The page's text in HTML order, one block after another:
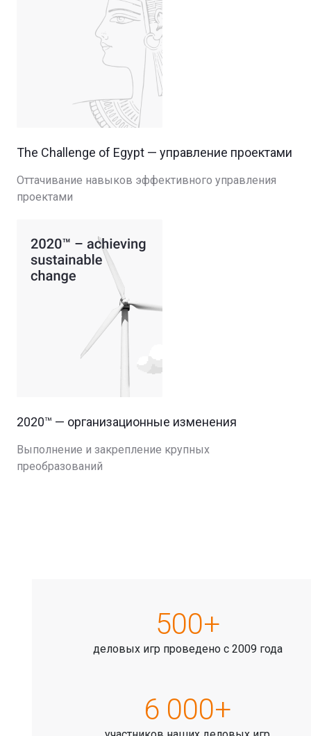
The Challenge of Egypt — управление проектами
Оттачивание навыков эффективного управления
проектами
2020™ — организационные изменения
Выполнение и закрепление крупных
преобразований
500+
деловых игр проведено с 2009 года
6 000+